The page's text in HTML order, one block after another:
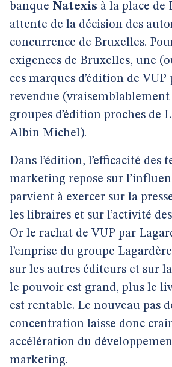
banque Natexis à la place de
attente de la décision des
concurrence de Bruxelles.
exigences de Bruxelles, une
ces marques d’édition de
revendue (vraisemblablement
groupes d’édition proches de
Albin Michel).
Dans l’édition, l’efficacité des
marketing repose sur
parvient à exercer sur la
les libraires et sur l’activité
Or le rachat de VUP par
l’emprise du groupe
sur les autres éditeurs et sur
le pouvoir est grand, plus le
est rentable. Le nouveau pas
concentration laisse donc
accélération du
marketing.